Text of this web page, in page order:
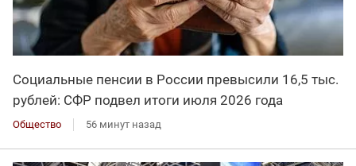
Социальные пенсии в России превысили 16,5 тыс.
рублей: СФР подвел итоги июля 2026 года
Общество 56 минут назад